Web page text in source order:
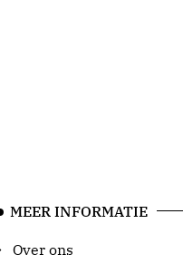
MEER INFORMATIE
Over ons